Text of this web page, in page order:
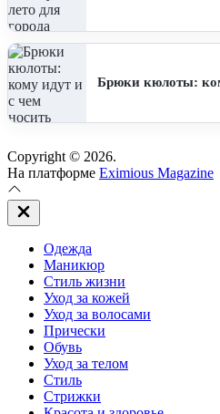
Брюки кюлоты:
Copyright © 2026.
На платформе Eximious Magazine
Закрыть
вне
Одежда
Маникюр
Стиль жизни
Уход за кожей
Уход за волосами
Прически
Обувь
Уход за телом
Стиль
Стрижки